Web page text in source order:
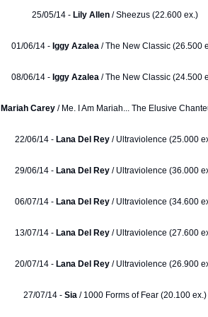
25/05/14 - Lily Allen/ Sheezus (22.600 ex.)
01/06/14 - Iggy Azalea / The New Classic (26.500
08/06/14 - Iggy Azalea / The New Classic (24.500
Mariah Carey / Me. I Am Mariah... The Elusive
22/06/14 - Lana Del Rey/ Ultraviolence (25.000
29/06/14 - Lana Del Rey / Ultraviolence (36.000
06/07/14 - Lana Del Rey/ Ultraviolence (34.600
13/07/14 -Lana Del Rey / Ultraviolence (27.600
20/07/14 -Lana Del Rey/ Ultraviolence (26.900
27/07/14 - Sia / 1000 Forms of Fear (20.100 ex.)